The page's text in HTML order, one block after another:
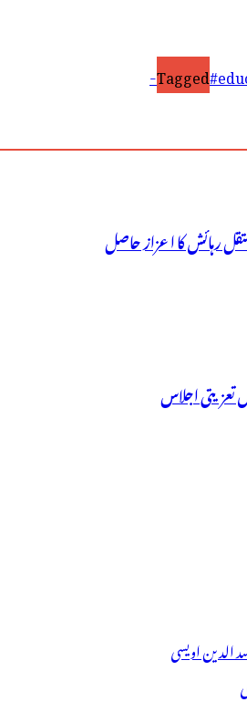
Tagged
رہائش کا اعزاز حاصل
تعزیتی اجلاس